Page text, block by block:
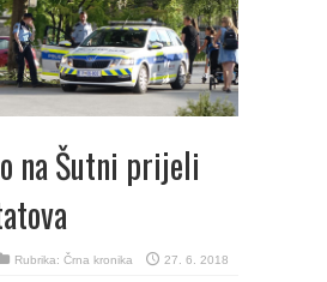
na Šutni prijeli
Rubrika: Črna kronika 27. 6. 2018